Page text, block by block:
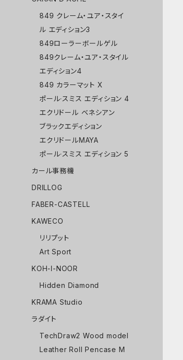
849 クレーム・ユア・スタイ
ル エディション3
849ローラーボールゲル
849クレーム・ユア・スタイル
エディション4
849 カラーマット X
ポール·スミス エディション 4
エクリドール ベネシアン
ブラックエディション
エクリドールMAYA
ポール·スミス エディション 5
カール事務機
DRILLOG
FABER-CASTELL
KAWECO
リリプット
Art Sport
KOH-I-NOOR
Hidden Diamond
KRAMA Studio
ラダイト
TechDraw2 Wood model
Leather Roll Pencase M